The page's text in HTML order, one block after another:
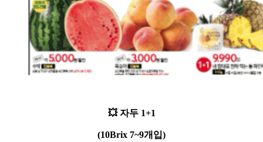
💥 자두 1+1
(10Brix 7~9개입)